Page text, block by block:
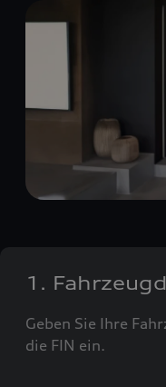
1.
Geben Sie Ihre
die FIN ein.